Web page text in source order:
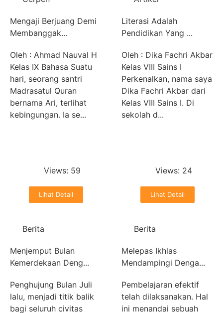
Mengaji Berjuang Demi
Membanggak...
Oleh : Ahmad Nauval H
Kelas IX Bahasa Suatu
hari, seorang santri
Madrasatul Quran
bernama Ari, terlihat
kebingungan. Ia se...
Views: 59
Lihat Detail
Literasi Adalah
Pendidikan Yang ...
Oleh : Dika Fachri Akbar
Kelas VIII Sains I
Perkenalkan, nama saya
Dika Fachri Akbar dari
Kelas VIII Sains I. Di
sekolah d...
Views: 24
Lihat Detail
Berita
Menjemput Bulan
Kemerdekaan Deng...
Penghujung Bulan Juli
lalu, menjadi titik balik
bagi seluruh civitas
Berita
Melepas Ikhlas
Mendampingi Denga...
Pembelajaran efektif
telah dilaksanakan. Hal
ini menandai sebuah